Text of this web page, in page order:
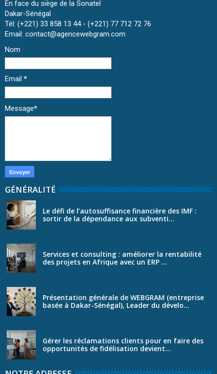
En face du siège de la Sonatel
Dakar-Sénégal
Tél: (+221) 33 858 13 44 - (+221) 77 712 72 76
Email: contact@agencewebgram.com
Nom
Email *
Message*
GÉNÉRALITÉ
Le défi de l’autosuffisance financière des IMF :
sortir de la dépendance aux subventi...
Services et consulting : améliorer la rentabilité
des projets en Afrique avec un ERP ...
Présentation générale de WEBGRAM (entreprise
basée à Dakar-Sénégal), Leader du dévelo...
Gérer les réclamations clients pour en faire des
opportunités de fidélisation devient...